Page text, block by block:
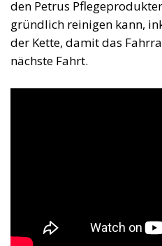
den Petrus
gründlich reinigen kann,
der Kette, damit das
nächste Fahrt.